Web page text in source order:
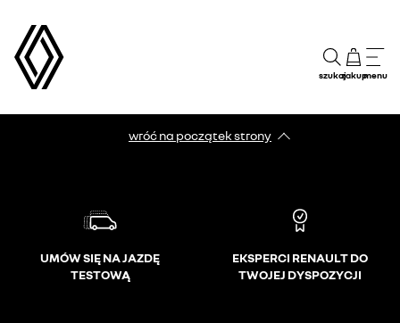
szukajzakupmenu
wróć na początek strony
UMÓW SIĘ NA JAZDĘ
TESTOWĄ
EKSPERCI RENAULT DO
TWOJEJ DYSPOZYCJI